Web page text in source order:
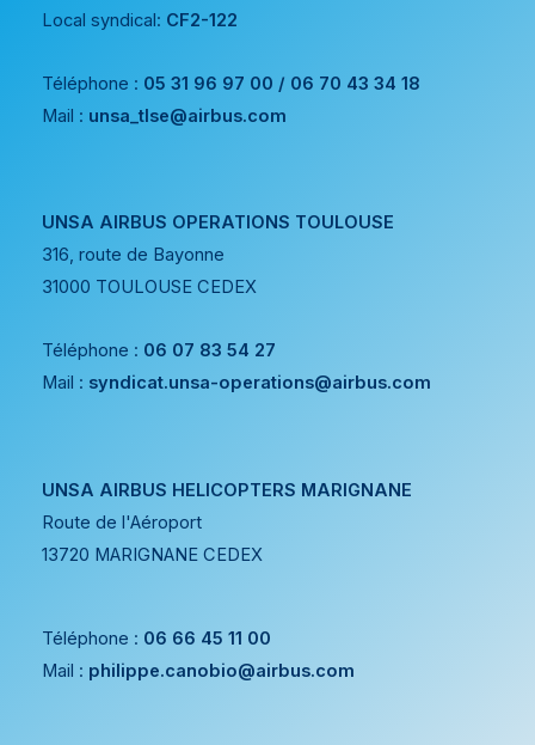
Local syndical: CF2-122
Téléphone : 05 31 96 97 00 / 06 70 43 34 18
Mail : unsa_tlse@airbus.com
UNSA AIRBUS OPERATIONS TOULOUSE
316, route de Bayonne
31000 TOULOUSE CEDEX
Téléphone : 06 07 83 54 27
Mail : syndicat.unsa-operations@airbus.com
UNSA AIRBUS HELICOPTERS MARIGNANE
Route de l'Aéroport
13720 MARIGNANE CEDEX
Téléphone : 06 66 45 11 00
Mail : philippe.canobio@airbus.com